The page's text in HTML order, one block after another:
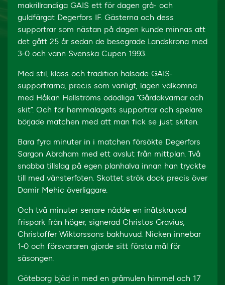
makrillrandiga GAIS ett för dagen grå- och
guldfärgat Degerfors IF. Gästerna och dess
supportrar som nästan på dagen kunde minnas att
det gått 25 år sedan de besegrade Landskrona med
3-0 och vann Svenska Cupen 1993.
Med stil, klass och tradition hälsade GAIS-
supportrarna, precis som vanligt, lagen välkomna
med Håkan Hellströms odödliga ”Gårdakvarnar och
skit”. Och för hemmalagets supportrar och spelare
började matchen med att man fick se just skiten.
Bara fyra minuter in i matchen försökte Degerfors
Sargon Abraham med ett avslut från mittplan. Två
snabba tillslag på egen planhalva innan han tryckte
till med vänsterfoten. Skottet strök dock precis över
Damir Mehic överliggare.
Och två minuter senare nådde en inåtskruvad
frispark från höger, signerad Christos Gravius,
Christoffer Wiktorssons bakhuvud. Nicken innebar
1-0 och försvararen gjorde sitt första mål för
säsongen.
Göteborg bjöd in med en gråmulen himmel och 17